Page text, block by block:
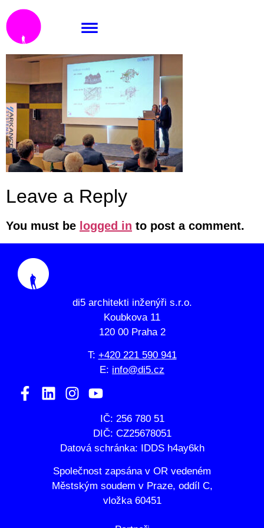
CADforum1
Leave a Reply
You must be logged in to post a comment.
di5 architekti inženýři s.r.o.
Koubkova 11
120 00 Praha 2
T: +420 221 590 941
E: info@di5.cz
IČ: 256 780 51
DIČ: CZ25678051
Datová schránka: IDDS h4ay6kh
Společnost zapsána v OR vedeném
Městským soudem v Praze, oddíl C,
vložka 60451